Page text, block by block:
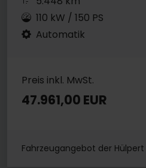
110 kW / 150 PS
Automatik
Preis inkl. MwSt.
47.961,00 EUR
Fahrzeugangebot der Hülpert